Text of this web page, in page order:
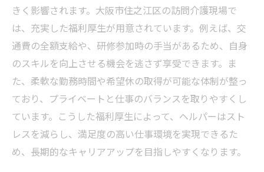
きく影響されます。大阪市住之江区の訪問介護現場で
は、充実した福利厚生が用意されています。例えば、交
通費の全額支給や、研修参加時の手当があるため、自身
のスキルを向上させる機会を逃さず享受できます。ま
た、柔軟な勤務時間や希望休の取得が可能な体制が整っ
ており、プライベートと仕事のバランスを取りやすくし
ています。こうした福利厚生によって、ヘルパーはスト
レスを減らし、満足度の高い仕事環境を実現できるた
め、長期的なキャリアアップを目指しやすくなります。